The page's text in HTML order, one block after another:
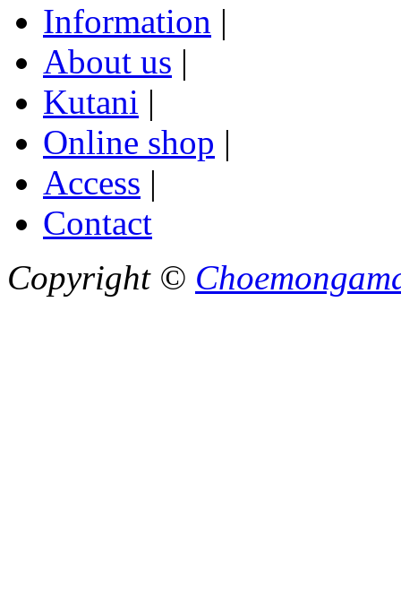
Information |
About us |
Kutani |
Online shop |
Access |
Contact
Copyright ©